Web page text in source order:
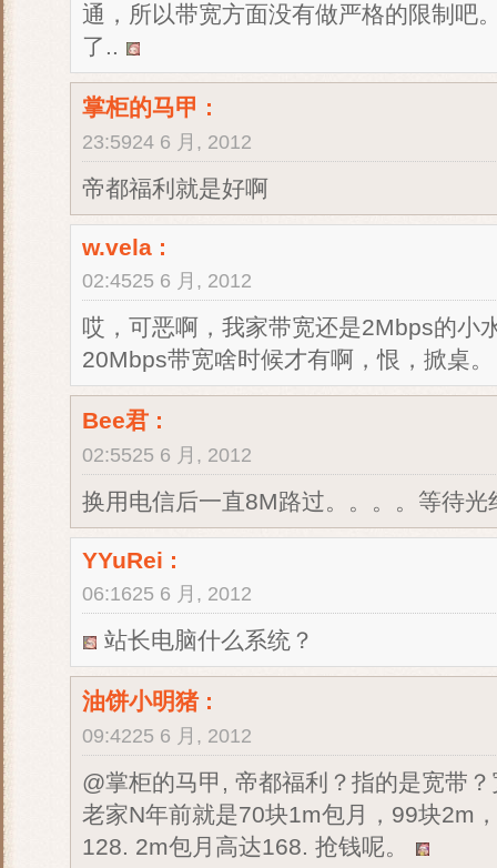
通，所以带宽方面没有做严格的限制吧
了..
掌柜的马甲 :
23:5924 6 月, 2012
帝都福利就是好啊
w.vela :
02:4525 6 月, 2012
哎，可恶啊，我家带宽还是2Mbps的
20Mbps带宽啥时候才有啊，恨，掀桌。
Bee君 :
02:5525 6 月, 2012
换用电信后一直8M路过。。。。等待光
YYuRei :
06:1625 6 月, 2012
站长电脑什么系统？
油饼小明猪:
09:4225 6 月, 2012
@掌柜的马甲, 帝都福利？指的是宽带
老家N年前就是70块1m包月，99块2m
128. 2m包月高达168. 抢钱呢。